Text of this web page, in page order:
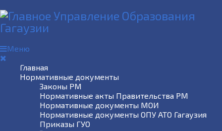
Меню
Главная
Нормативные документы
Законы РМ
Нормативные акты Правительства РМ
Нормативные документы МОИ
Нормативные документы ОПУ АТО Гагаузия
Приказы ГУО